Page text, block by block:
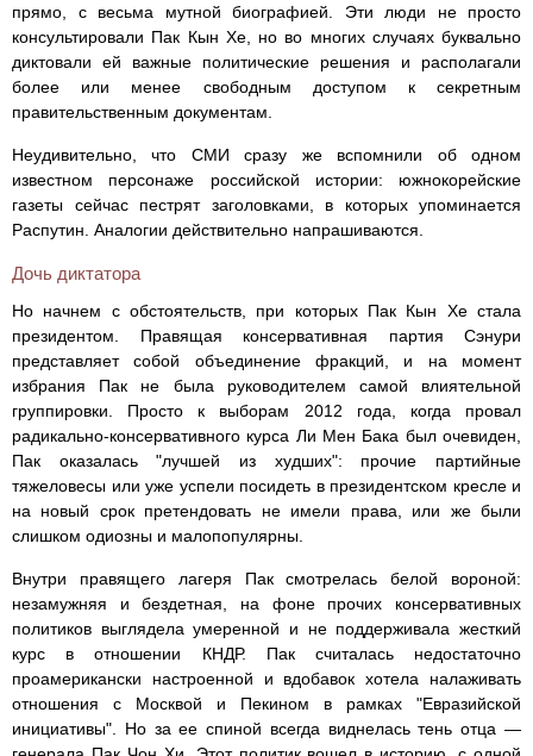
прямо, с весьма мутной биографией. Эти люди не просто
консультировали Пак Кын Хе, но во многих случаях буквально
диктовали ей важные политические решения и располагали
более или менее свободным доступом к секретным
правительственным документам.
Неудивительно, что СМИ сразу же вспомнили об одном
известном персонаже российской истории: южнокорейские
газеты сейчас пестрят заголовками, в которых упоминается
Распутин. Аналогии действительно напрашиваются.
Дочь диктатора
Но начнем с обстоятельств, при которых Пак Кын Хе стала
президентом. Правящая консервативная партия Сэнури
представляет собой объединение фракций, и на момент
избрания Пак не была руководителем самой влиятельной
группировки. Просто к выборам 2012 года, когда провал
радикально-консервативного курса Ли Мен Бака был очевиден,
Пак оказалась "лучшей из худших": прочие партийные
тяжеловесы или уже успели посидеть в президентском кресле и
на новый срок претендовать не имели права, или же были
слишком одиозны и малопопулярны.
Внутри правящего лагеря Пак смотрелась белой вороной:
незамужняя и бездетная, на фоне прочих консервативных
политиков выглядела умеренной и не поддерживала жесткий
курс в отношении КНДР. Пак считалась недостаточно
проамерикански настроенной и вдобавок хотела налаживать
отношения с Москвой и Пекином в рамках "Евразийской
инициативы". Но за ее спиной всегда виднелась тень отца —